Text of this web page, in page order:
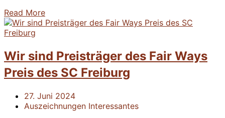
Read More
Wir sind Preisträger des Fair Ways
Preis des SC Freiburg
27. Juni 2024
Auszeichnungen Interessantes